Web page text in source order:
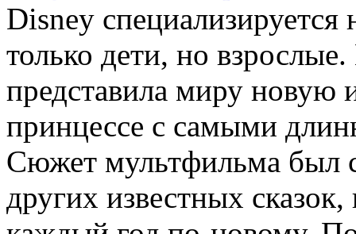
Disney специализируется
только дети, но
представила миру новую
принцессе с самыми
Сюжет мультфильма был
других известных